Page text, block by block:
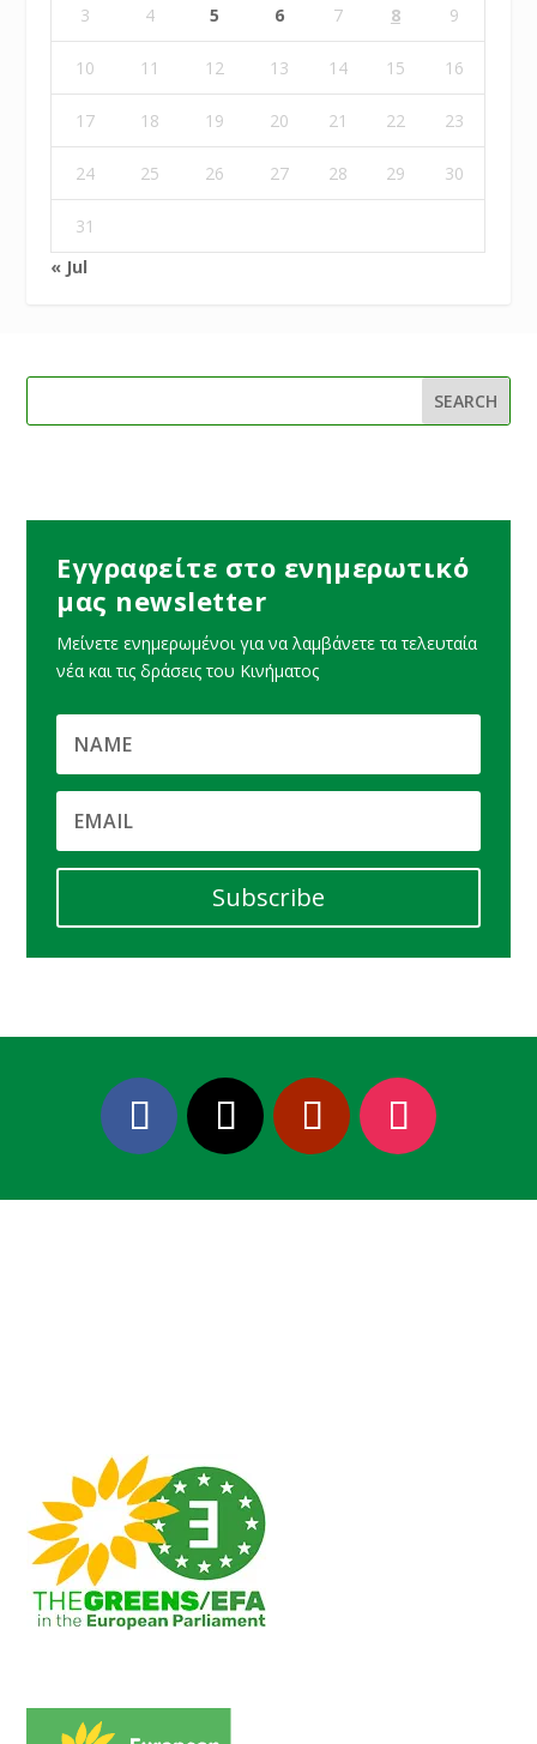
3 4 5 6 7 8 9
10 11 12 13 14 15 16
17 18 19 20 21 22 23
24 25 26 27 28 29 30
31
« Jul
Εγγραφείτε στο ενημερωτικό
μας newsletter
Μείνετε ενημερωμένοι για να λαμβάνετε τα τελευταία
νέα και τις δράσεις του Κινήματος
Subscribe